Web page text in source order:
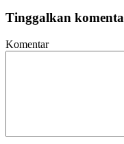
Tinggalkan
Komentar